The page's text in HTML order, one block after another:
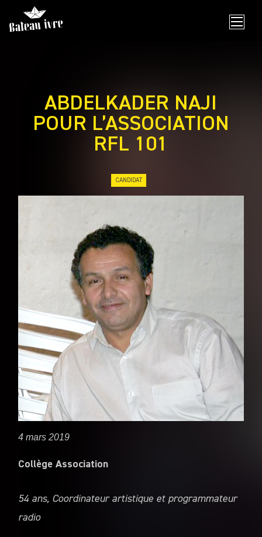
content
ABDELKADER NAJI
POUR L’ASSOCIATION
RFL 101
CANDIDAT
4 mars 2019
Collège Association
54 ans, Coordinateur artistique et programmateur
radio